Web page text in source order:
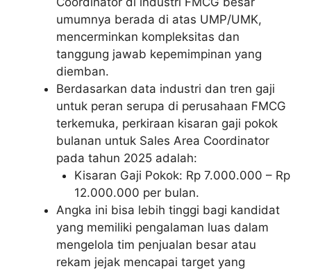
umumnya berada di atas UMP/UMK,
mencerminkan kompleksitas dan
tanggung jawab kepemimpinan yang
diemban.
Berdasarkan data industri dan tren gaji
untuk peran serupa di perusahaan FMCG
terkemuka, perkiraan kisaran gaji pokok
bulanan untuk Sales Area Coordinator
pada tahun 2025 adalah:
Kisaran Gaji Pokok: Rp 7.000.000 – Rp
12.000.000 per bulan.
Angka ini bisa lebih tinggi bagi kandidat
yang memiliki pengalaman luas dalam
mengelola tim penjualan besar atau
rekam jejak mencapai target yang